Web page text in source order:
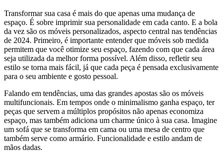
Transformar sua casa é mais do que apenas uma mudança de
espaço. É sobre imprimir sua personalidade em cada canto. E a bola
da vez são os móveis personalizados, aspecto central nas tendências
de 2024. Primeiro, é importante entender que móveis sob medida
permitem que você otimize seu espaço, fazendo com que cada área
seja utilizada da melhor forma possível. Além disso, refletir seu
estilo se torna mais fácil, já que cada peça é pensada exclusivamente
para o seu ambiente e gosto pessoal.
Falando em tendências, uma das grandes apostas são os móveis
multifuncionais. Em tempos onde o minimalismo ganha espaço, ter
peças que servem a múltiplos propósitos não apenas economiza
espaço, mas também adiciona um charme único à sua casa. Imagine
um sofá que se transforma em cama ou uma mesa de centro que
também serve como armário. Funcionalidade e estilo andam de
mãos dadas.